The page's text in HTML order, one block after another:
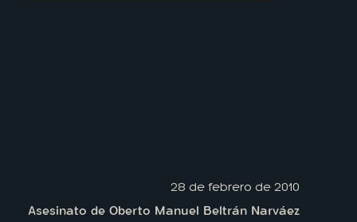
28 de febrero de 2010
Asesinato de Oberto Manuel Beltrán Narváez